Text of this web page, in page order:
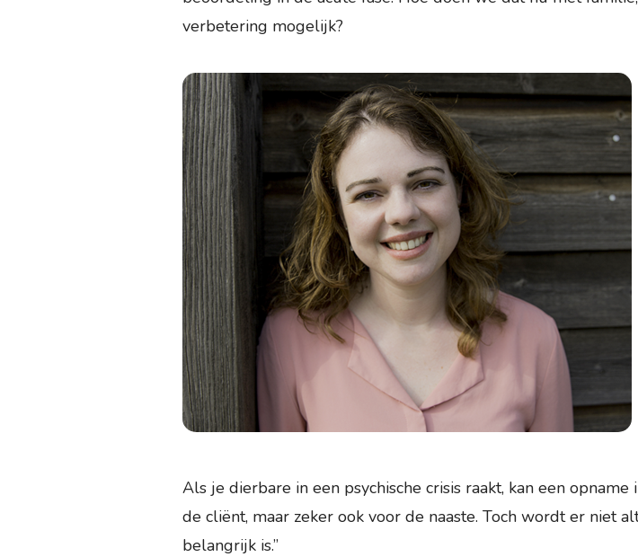
verbetering mogelijk?
Als je dierbare in een psychische crisis raakt, kan een
de cliënt, maar zeker ook voor de naaste. Toch wordt er niet
belangrijk is.”